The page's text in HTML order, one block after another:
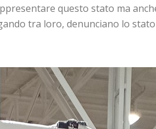
questo stato ma
tra loro, denunciano lo